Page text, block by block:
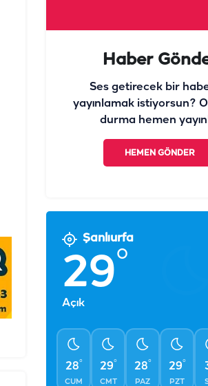
Haber
Ses getirecek bir
yayınlamak istiyorsun?
durma hemen
HEMEN GÖNDER
Şanlıurfa
29°
Açık
28°
CUM
29°
CMT
28°
PAZ
29°
PZT